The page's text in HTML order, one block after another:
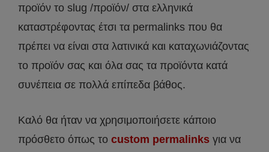
προϊόν το slug /προϊόν/ στα ελληνικά
καταστρέφοντας έτσι τα permalinks που θα
πρέπει να είναι στα λατινικά και καταχωνιάζοντας
το προϊόν σας και όλα σας τα προϊόντα κατά
συνέπεια σε πολλά επίπεδα βάθος.
Καλό θα ήταν να χρησιμοποιήσετε κάποιο
πρόσθετο όπως το custom permalinks για να